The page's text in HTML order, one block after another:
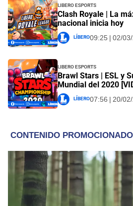
Libero Esports
Clash Royale | La
nacional inicia hoy
Líbero09:25 | 02/
Libero Esports
Brawl Stars | ESL y
Mundial del 2020
Líbero07:56 | 20/